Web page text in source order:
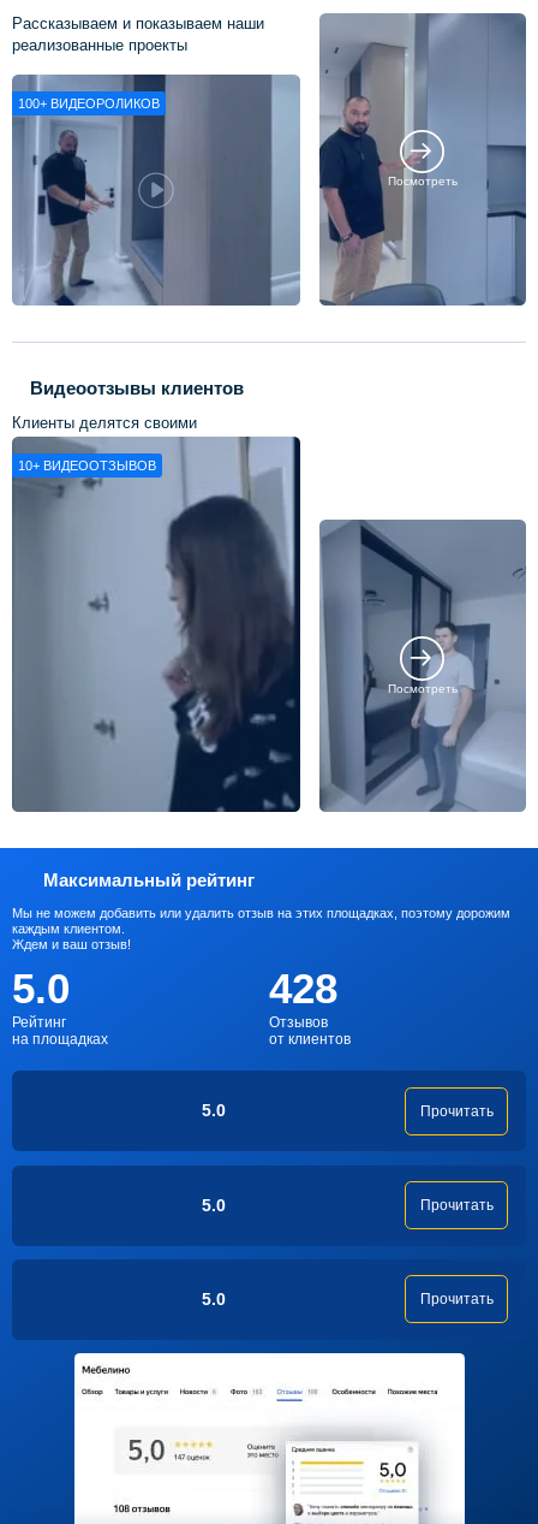
Рассказываем и показываем наши
реализованные проекты
100+ ВИДЕОРОЛИКОВ
Посмотреть
Видеоотзывы клиентов
Клиенты делятся своими
впечатлениями о нашей работе
10+ ВИДЕООТЗЫВОВ
Посмотреть
Максимальный рейтинг
Мы не можем добавить или удалить отзыв на этих площадках, поэтому дорожим
каждым клиентом.
Ждем и ваш отзыв!
5.0
Рейтинг
на площадках
428
Отзывов
от клиентов
5.0 Прочитать
5.0 Прочитать
5.0 Прочитать